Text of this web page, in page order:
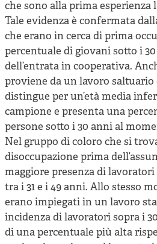
che sono alla prima esperienza
Tale evidenza è confermata
che erano in cerca di prima
percentuale di giovani sotto i
dell’entrata in cooperativa.
proviene da un lavoro saltuario
distingue per un’età media
campione e presenta una
persone sotto i 30 anni al
Nel gruppo di coloro che si
disoccupazione prima
maggiore presenza di lavoratori
tra i 31 e i 49 anni. Allo stesso
erano impiegati in un lavoro
incidenza di lavoratori sopra i
di una percentuale più alta